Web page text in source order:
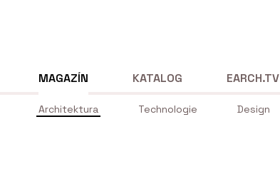
MAGAZÍN
Architektura Technologie Design
KATALOG EARCH.TV